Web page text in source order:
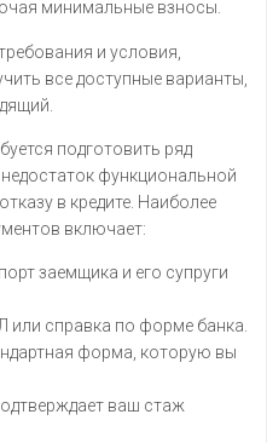
минимальные взносы.
и условия,
все доступные варианты,
подготовить ряд
функциональной
в кредите. Наиболее
включает:
заемщика и его супруги
или справка по форме банка.
форма, которую вы
ваш стаж